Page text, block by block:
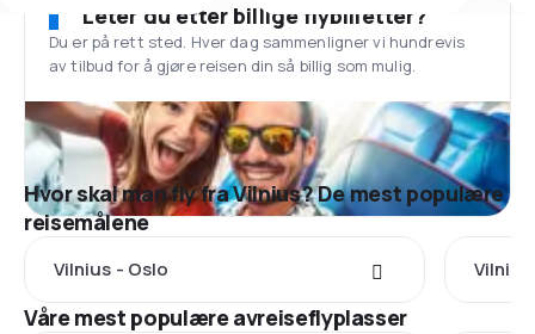
Leter du etter billige flybilletter?
Du er på rett sted. Hver dag sammenligner vi hundrevis
av tilbud for å gjøre reisen din så billig som mulig.
Hvor skal man fly fra Vilnius? De mest populære
reisemålene
Vilnius - Oslo
Våre mest populære avreiseflyplasser